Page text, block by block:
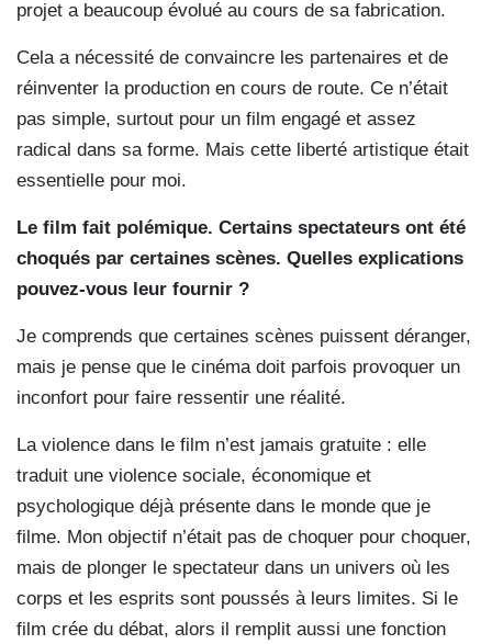
projet a beaucoup évolué au cours de sa fabrication.
Cela a nécessité de convaincre les partenaires et de
réinventer la production en cours de route. Ce n’était
pas simple, surtout pour un film engagé et assez
radical dans sa forme. Mais cette liberté artistique était
essentielle pour moi.
Le film fait polémique. Certains spectateurs ont été
choqués par certaines scènes. Quelles explications
pouvez-vous leur fournir ?
Je comprends que certaines scènes puissent déranger,
mais je pense que le cinéma doit parfois provoquer un
inconfort pour faire ressentir une réalité.
La violence dans le film n’est jamais gratuite : elle
traduit une violence sociale, économique et
psychologique déjà présente dans le monde que je
filme. Mon objectif n’était pas de choquer pour choquer,
mais de plonger le spectateur dans un univers où les
corps et les esprits sont poussés à leurs limites. Si le
film crée du débat, alors il remplit aussi une fonction